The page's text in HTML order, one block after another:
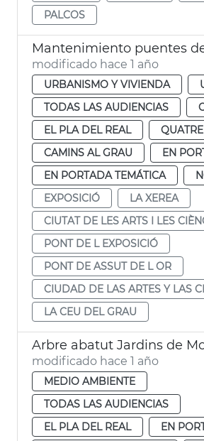
PALCOS
modificado hace 1 año
URBANISMO Y VIVIENDA
TODAS LAS AUDIENCIAS
EL PLA DEL REAL
CAMINS AL GRAU
EN
EN PORTADA TEMÁTICA
EXPOSICIÓ
LA XEREA
CIUTAT DE LES ARTS I LES
PONT DE L EXPOSICIÓ
PONT DE ASSUT DE L OR
CIUDAD DE LAS ARTES Y LAS
LA CEU DEL GRAU
Arbre abatut Jardins de
modificado hace 1 año
MEDIO AMBIENTE
TODAS LAS AUDIENCIAS
EL PLA DEL REAL
EN